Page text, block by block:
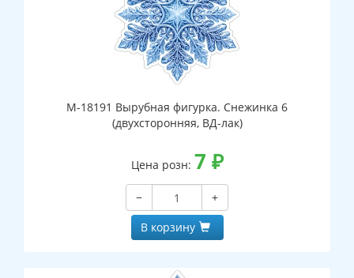
М-18191 Вырубная фигурка. Снежинка 6
(двухсторонняя, ВД-лак)
Цена розн: 7 ₽
−
+
В корзину